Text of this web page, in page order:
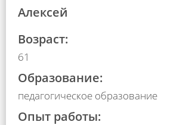
Алексей
Возраст:
61
Образование:
педагогическое образование
Опыт работы: